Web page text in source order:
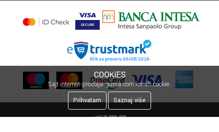
COOKIES
Sajt internet-prodaja-guma.com koristi cookie.
Prihvatam
Saznaj više